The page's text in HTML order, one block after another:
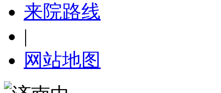
来院路线
|
网站地图